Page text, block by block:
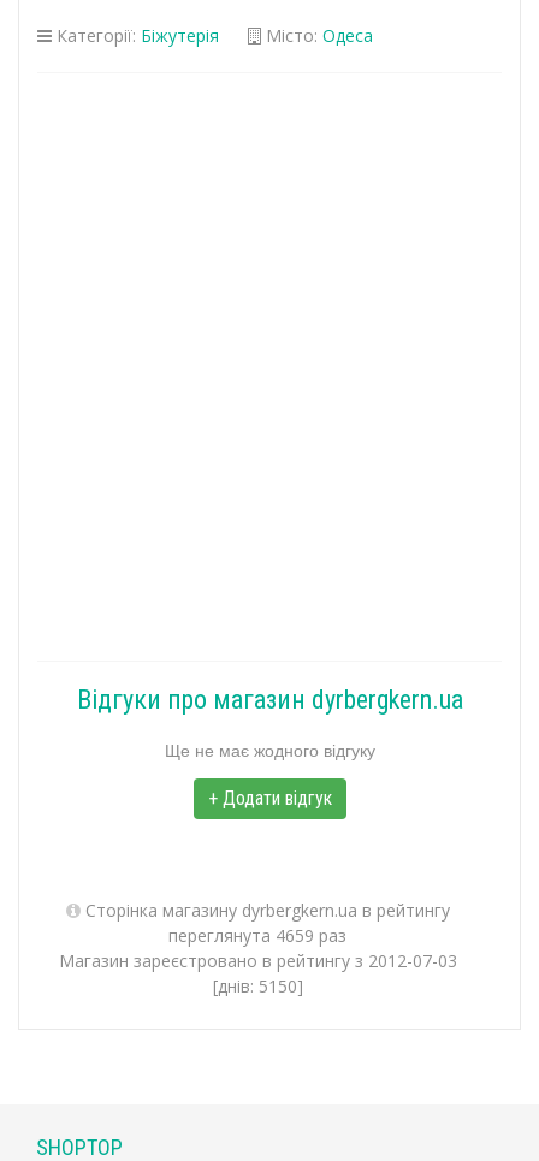
Категорії: Біжутерія Місто: Одеса
Відгуки про магазин dyrbergkern.ua
Ще не має жодного відгуку
+ Додати відгук
Сторінка магазину dyrbergkern.ua в рейтингу
переглянута 4659 раз
Магазин зареєстровано в рейтингу з 2012-07-03
[днів: 5150]
SHOPTOP